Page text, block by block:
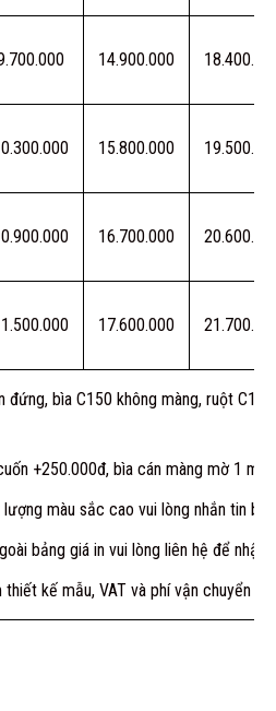
14.900.000
15.800.000
16.700.000
17.600.000
đứng, bìa C150 không màng, ruột
+250.000đ, bìa cán màng mờ 1
màu sắc cao vui lòng nhắn tin
bảng giá in vui lòng liên hệ để nhận
kế mẫu, VAT và phí vận chuyển